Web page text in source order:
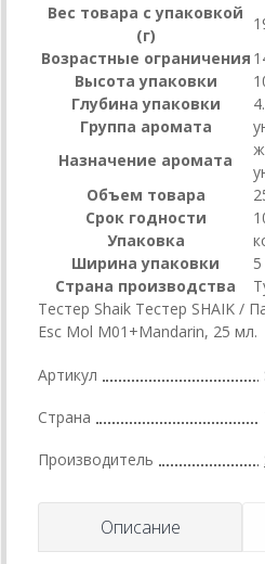
Вес товара с упаковкой
(г)
Возрастные ограничения
Высота упаковки
Глубина упаковки
Группа аромата
Назначение аромата
Объем товара
Срок годности
Упаковка
Ширина упаковки
Страна производства
Тестер Shaik Тестер SHAIK /
Esc Mol M01+Mandarin, 25 мл.
Артикул
Страна
Производитель
Описание